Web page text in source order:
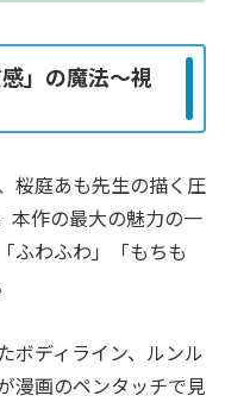
」の魔法～視
桜庭あも先生の描く圧
本作の最大の魅力の一
ふわふわ」「もちも
ボディライン、ルンル
漫画のペンタッチで見